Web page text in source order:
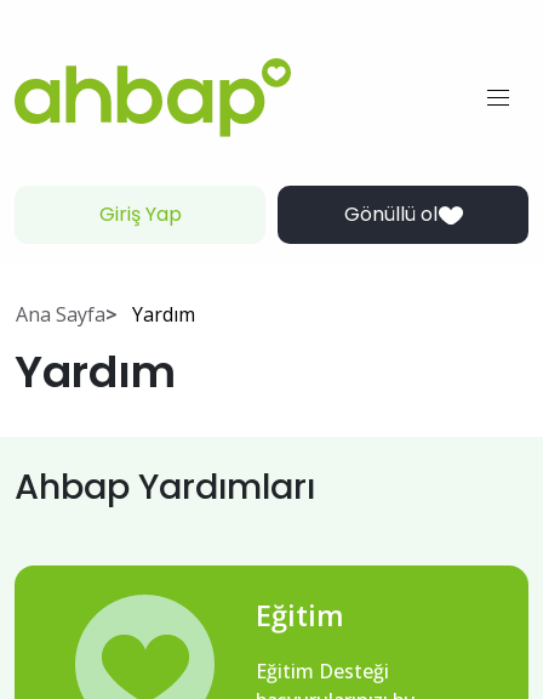
Giriş Yap Gönüllü ol
Ana Sayfa Yardım
Yardım
Ahbap Yardımları
Eğitim
Eğitim Desteği